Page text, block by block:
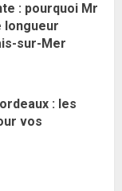
: pourquoi Mr
longueur
sur-Mer
: les
vos